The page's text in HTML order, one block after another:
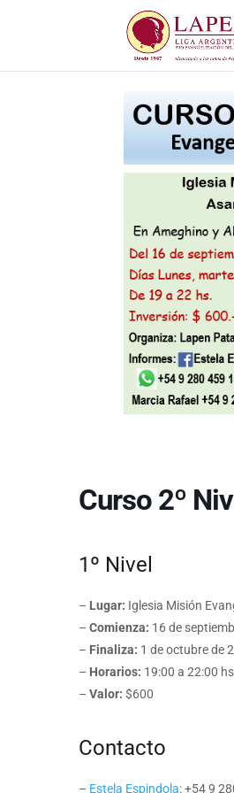
Curso 2º
1º Nivel
– Lugar: Iglesia Misión
– Comienza: 16 de
– Finaliza: 1 de octubre de
– Horarios: 19:00 a 22:00 hs
– Valor: $600
Contacto
– Estela Espindola: +54 9